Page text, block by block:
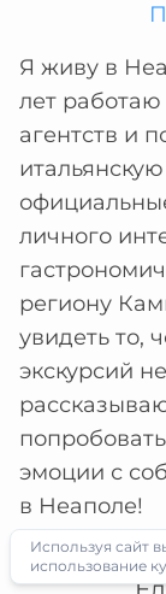
Я живу в
лет работаю
агентств и
личного
региону
увидеть то,
экскурсий
эмоции с
в Неаполе!
Используя сайт
использование